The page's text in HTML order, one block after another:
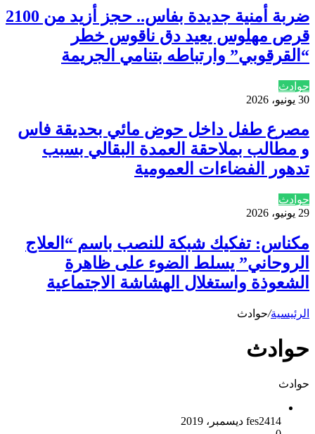
ضربة أمنية جديدة بفاس.. حجز أزيد من 2100
قرص مهلوس يعيد دق ناقوس خطر
“القرقوبي” وارتباطه بتنامي الجريمة
حوادث
30 يونيو، 2026
مصرع طفل داخل حوض مائي بحديقة فاس
و مطالب بملاحقة العمدة البقالي بسبب
تدهور الفضاءات العمومية
حوادث
29 يونيو، 2026
مكناس: تفكيك شبكة للنصب باسم “العلاج
الروحاني” يسلط الضوء على ظاهرة
الشعوذة واستغلال الهشاشة الاجتماعية
الرئيسية/حوادث
حوادث
حوادث
fes2414 ديسمبر، 2019